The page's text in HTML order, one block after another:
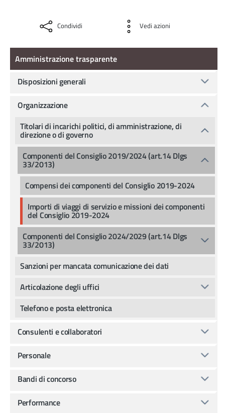
Condividi Vedi azioni
Amministrazione Trasparente
Amministrazione trasparente
Disposizioni generali
Organizzazione
Titolari di incarichi politici, di amministrazione, di
direzione o di governo
Componenti del Consiglio 2019/2024 (art.14 Dlgs
33/2013)
Compensi dei componenti del Consiglio 2019-2024
Importi di viaggi di servizio e missioni dei componenti
del Consiglio 2019-2024
Componenti del Consiglio 2024/2029 (art.14 Dlgs
33/2013)
Sanzioni per mancata comunicazione dei dati
Articolazione degli uffici
Telefono e posta elettronica
Consulenti e collaboratori
Personale
Bandi di concorso
Performance